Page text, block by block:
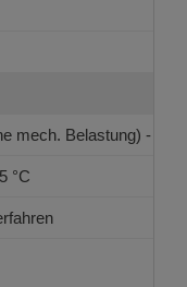
mech. Belastung) - 105
°C